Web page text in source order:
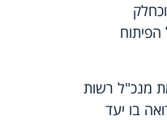
מנכ"ל רשות
בו יעד